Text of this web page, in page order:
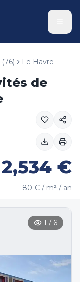
(76) Le Havre
de
2,534 €
80 € / m² / an
1 / 6